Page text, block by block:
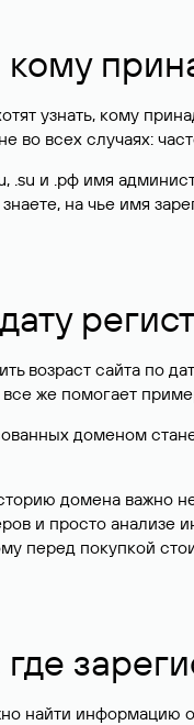
кому
узнать, кому
во всех случаях:
.su и .рф имя
на чье имя
возраст сайта по
же помогает
доменом
домена важно
и просто
перед покупкой
где
найти информацию о